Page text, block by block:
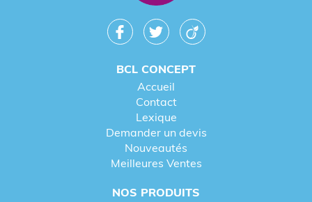
BCL CONCEPT
Accueil
Contact
Lexique
Demander un devis
Nouveautés
Meilleures Ventes
NOS PRODUITS